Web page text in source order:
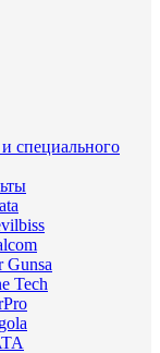
специального
Gunsa
Tech